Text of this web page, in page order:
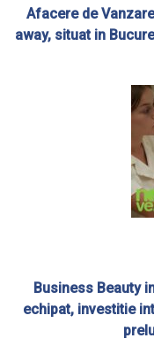
Afacere de
away, situat in
Business Beauty
echipat, investitie